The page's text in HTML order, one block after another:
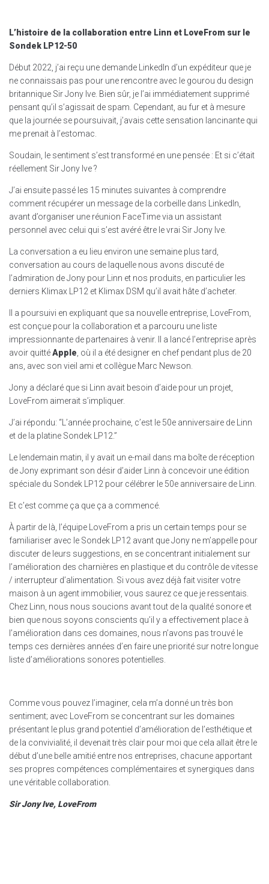
L’histoire de la collaboration entre Linn et LoveFrom sur le
Sondek LP12-50
Début 2022, j’ai reçu une demande LinkedIn d’un expéditeur que je
ne connaissais pas pour une rencontre avec le gourou du design
britannique Sir Jony Ive. Bien sûr, je l’ai immédiatement supprimé
pensant qu’il s’agissait de spam. Cependant, au fur et à mesure
que la journée se poursuivait, j’avais cette sensation lancinante qui
me prenait à l’estomac.
Soudain, le sentiment s’est transformé en une pensée : Et si c’était
réellement Sir Jony Ive ?
J’ai ensuite passé les 15 minutes suivantes à comprendre
comment récupérer un message de la corbeille dans LinkedIn,
avant d’organiser une réunion FaceTime via un assistant
personnel avec celui qui s’est avéré être le vrai Sir Jony Ive.
La conversation a eu lieu environ une semaine plus tard,
conversation au cours de laquelle nous avons discuté de
l’admiration de Jony pour Linn et nos produits, en particulier les
derniers Klimax LP12 et Klimax DSM qu’il avait hâte d’acheter.
Il a poursuivi en expliquant que sa nouvelle entreprise, LoveFrom,
est conçue pour la collaboration et a parcouru une liste
impressionnante de partenaires à venir. Il a lancé l’entreprise après
avoir quittéApple , où il a été designer en chef pendant plus de 20
ans, avec son vieil ami et collègue Marc Newson.
Jony a déclaré que si Linn avait besoin d’aide pour un projet,
LoveFrom aimerait s’impliquer.
J’ai répondu: “L’année prochaine, c’est le 50e anniversaire de Linn
et de la platine Sondek LP12.”
Le lendemain matin, il y avait un e-mail dans ma boîte de réception
de Jony exprimant son désir d’aider Linn à concevoir une édition
spéciale du Sondek LP12 pour célébrer le 50e anniversaire de Linn.
Et c’est comme ça que ça a commencé.
À partir de là, l’équipe LoveFrom a pris un certain temps pour se
familiariser avec le Sondek LP12 avant que Jony ne m’appelle pour
discuter de leurs suggestions, en se concentrant initialement sur
l’amélioration des charnières en plastique et du contrôle de vitesse
/ interrupteur d’alimentation. Si vous avez déjà fait visiter votre
maison à un agent immobilier, vous saurez ce que je ressentais.
Chez Linn, nous nous soucions avant tout de la qualité sonore et
bien que nous soyons conscients qu’il y a effectivement place à
l’amélioration dans ces domaines, nous n’avons pas trouvé le
temps ces dernières années d’en faire une priorité sur notre longue
liste d’améliorations sonores potentielles.
Comme vous pouvez l’imaginer, cela m’a donné un très bon
sentiment; avec LoveFrom se concentrant sur les domaines
présentant le plus grand potentiel d’amélioration de l’esthétique et
de la convivialité, il devenait très clair pour moi que cela allait être le
début d’une belle amitié entre nos entreprises, chacune apportant
ses propres compétences complémentaires et synergiques dans
une véritable collaboration.
Sir Jony Ive, LoveFrom